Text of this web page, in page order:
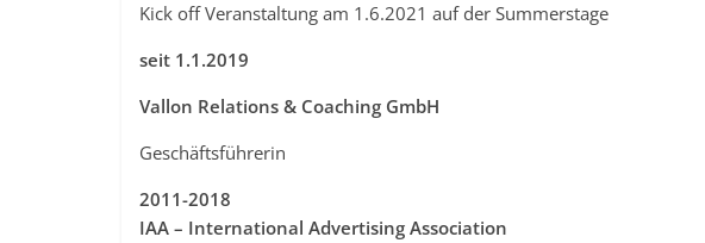
Kick off Veranstaltung am 1.6.2021 auf der Summerstage
seit 1.1.2019
Vallon Relations & Coaching GmbH
Geschäftsführerin
2011-2018
IAA – International Advertising Association